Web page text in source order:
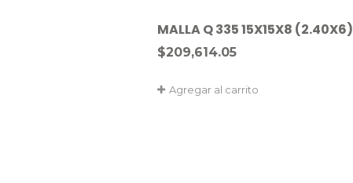
MALLA Q 335 15X15X8 (2.40X6)
$209,614.05
Agregar al carrito